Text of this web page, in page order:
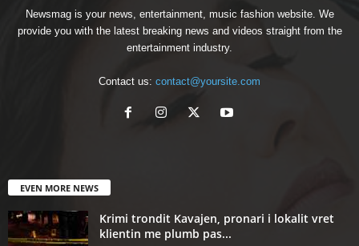
Newsmag is your news, entertainment, music fashion website. We
provide you with the latest breaking news and videos straight from the
entertainment industry.
Contact us: contact@yoursite.com
EVEN MORE NEWS
Krimi trondit Kavajen, pronari i lokalit vret
klientin me plumb pas...